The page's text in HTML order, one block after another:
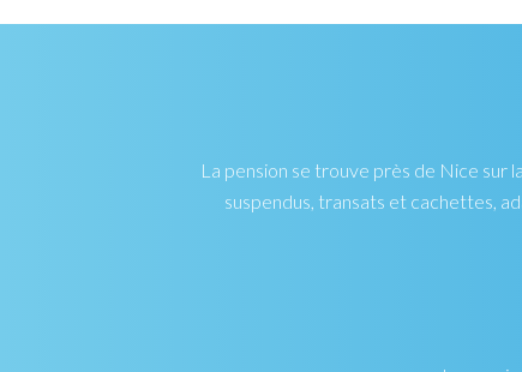
La pension se trouve près de Nice sur
suspendus, transats et cachettes,